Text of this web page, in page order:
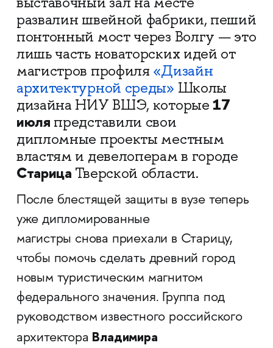
развалин швейной фабрики, пеший
понтонный мост через Волгу — это
лишь часть новаторских идей от
магистров профиля «Дизайн
архитектурной среды» Школы
дизайна НИУ ВШЭ, которые17
июля представили свои
дипломные проекты местным
властям и девелоперам в городе
Старица Тверской области.
После блестящей защиты в вузе теперь
уже дипломированные
магистры снова приехали в Старицу,
чтобы помочь сделать древний город
новым туристическим магнитом
федерального значения. Группа под
руководством известного российского
архитектора Владимира